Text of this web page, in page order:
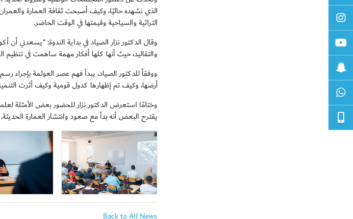
الذي نشهده حاليًا، وكيف أصبحت ثقافة العمارة
التراثية والسياحية وقيمتها في الوقت الحاضر.
وقال الدكتور نزار الصياد في بداية الندوة: "يسعدني
والتقاليد، حيث أنها كلها أفكار مهمة ساهمت في تنظيم
ووفقاً للدكتور الصياد، يبدأ فهم عصر العولمة بإجراء
أرضها، وكيف تم إظهارها كدول قومية وكيف أثرت
وختامًا استعرض الدكتور نزار للحضور بعض الأمثلة
يقترح البعض أنه بدأ مع صعود وانتشار العمارة الحديثة.